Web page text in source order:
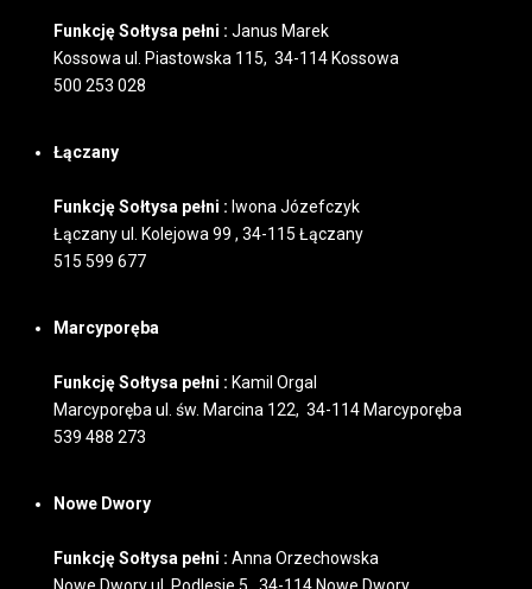
Funkcję Sołtysa pełni : Janus Marek
Kossowa ul. Piastowska 115, 34-114 Kossowa
500 253 028
Łączany
Funkcję Sołtysa pełni : Iwona Józefczyk
Łączany ul. Kolejowa 99 , 34-115 Łączany
515 599 677
Marcyporęba
Funkcję Sołtysa pełni : Kamil Orgal
Marcyporęba ul. św. Marcina 122, 34-114 Marcyporęba
539 488 273
Nowe Dwory
Funkcję Sołtysa pełni : Anna Orzechowska